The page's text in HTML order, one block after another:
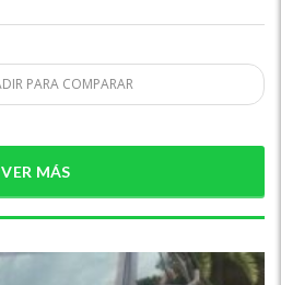
PARA COMPARAR
VER MÁS